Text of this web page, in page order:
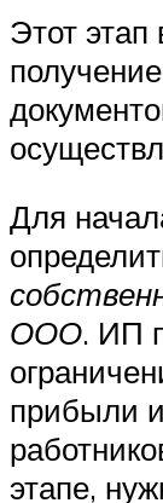
Этот этап
Для
ООО. ИП
прибыли
этапе,